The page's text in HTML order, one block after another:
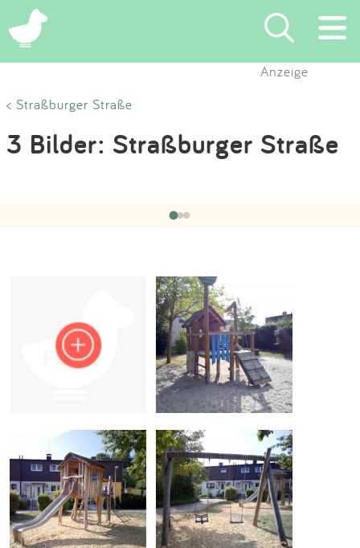
×
Eintragen
Partner
Kontakt
Impressum
Anmelden
Anzeige
< Straßburger Straße
3 Bilder: Straßburger Straße